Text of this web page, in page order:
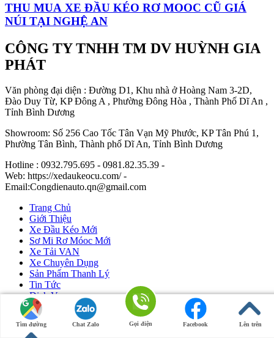
THU MUA XE ĐẦU KÉO RƠ MOOC CŨ GIÁ
NÚI TẠI NGHỆ AN
CÔNG TY TNHH TM DV HUỲNH GIA
PHÁT
Văn phòng đại diện : Đường D1, Khu nhà ở Hoàng Nam 3-2D,
Đào Duy Từ, KP Đông A , Phường Đông Hòa , Thành Phố Dĩ An ,
Tỉnh Bình Dương
Showroom: Số 256 Cao Tốc Tân Vạn Mỹ Phước, KP Tân Phú 1,
Phường Tân Bình, Thành phố Dĩ An, Tỉnh Bình Dương
Hotline : 0932.795.695 - 0981.82.35.39 -
Web: https://xedaukeocu.com/ -
Email:Congdienauto.qn@gmail.com
Tìm đường Chat Zalo Gọi điện Facebook Lên trên
Trang Chủ
Giới Thiệu
Xe Đầu Kéo Mới
Sơ Mi Rơ Móoc Mới
Xe Tải VAN
Xe Chuyên Dụng
Sản Phẩm Thanh Lý
Tin Tức
Dịch Vụ
Liên Hệ
Ô Tô Huỳnh Gia Phát|Xe Đầu Kéo Mỹ by Huỳnh Gia Phát.